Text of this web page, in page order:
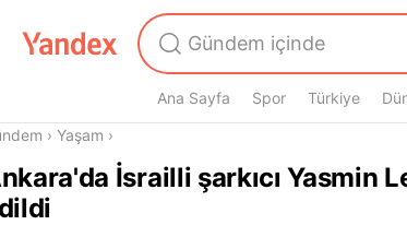
Ana Sayfa Spor Türkiye
› Yaşam ›
İsrailli şarkıcı Yasmin